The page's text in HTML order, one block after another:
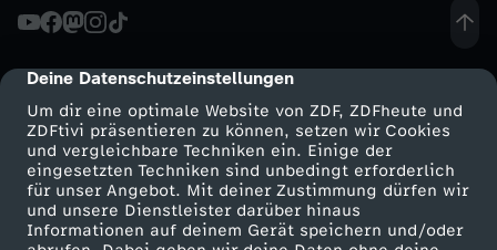
cmp-dialog-description
Deine Datenschutzeinstellungen
Um dir eine optimale Website von ZDF, ZDFheute und
ZDFtivi präsentieren zu können, setzen wir Cookies
und vergleichbare Techniken ein. Einige der
eingesetzten Techniken sind unbedingt erforderlich
für unser Angebot. Mit deiner Zustimmung dürfen wir
und unsere Dienstleister darüber hinaus
Informationen auf deinem Gerät speichern und/oder
c
h
n
a
m
g
s
i
m
o
u
r
i
f
e
2
o
W
i
n
n
i
u
n
d
r
t
F
.
u
r
d
e
n
t
d
o
Mehr ZDF
ZDF-Apps
Service
ZDFmitreden